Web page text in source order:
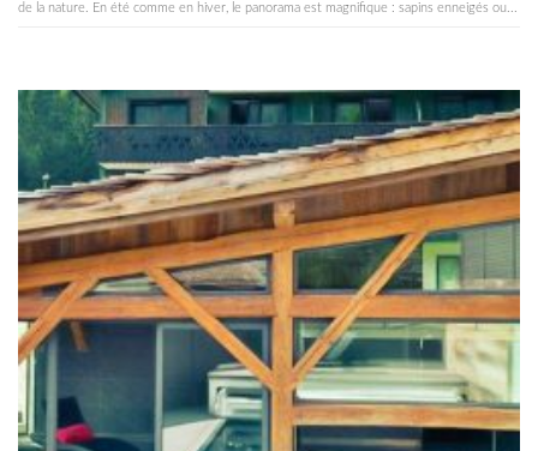
de la nature. En été comme en hiver, le panorama est magnifique : sapins enneigés ou...